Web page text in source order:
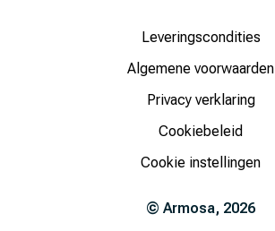
© Armosa, 2026
Leveringscondities
Algemene voorwaarden
Privacy verklaring
Cookiebeleid
Cookie instellingen